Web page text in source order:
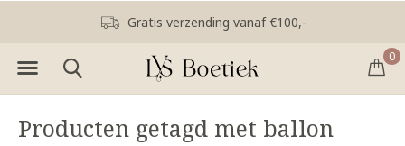
0
Gratis verzending vanaf €100,-
Producten getagd met ballon